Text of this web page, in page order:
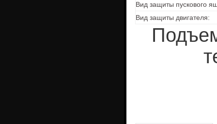
Вид защиты пускового
Вид защиты двигателя: